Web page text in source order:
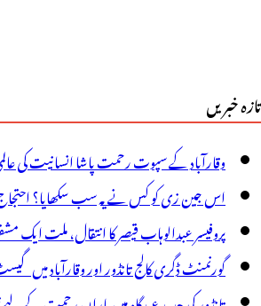
میں
40سے
زیادہ
مسافر،امدادی
کام
جاری
تازہ خبریں
وقارآباد کے سپوت رحمت پاشا انسانیت کی
اس جین زی کو کس نے یہ سب سکھایا؟ احتجاج
پروفیسر عبدالوہاب قیصر کا انتقال، ملت ایک
گورنمنٹ ڈگری کالج تانڈور اور وقارآباد